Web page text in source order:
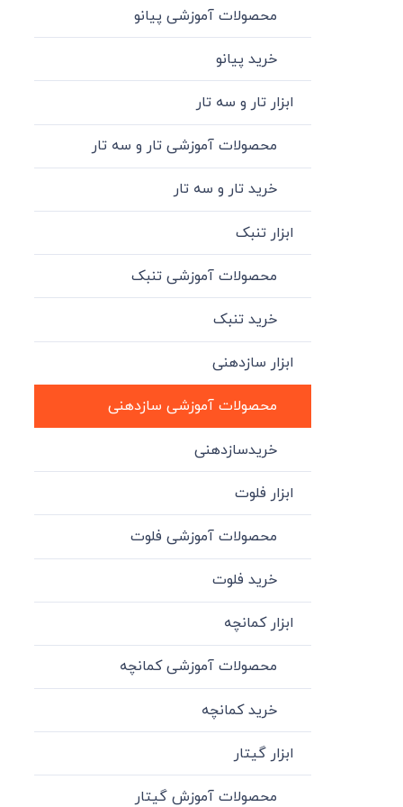
محصولات آموزشی پیانو
خرید پیانو
ابزار تار و سه تار
محصولات آموزشی تار و سه تار
خرید تار و سه تار
ابزار تنبک
محصولات آموزشی تنبک
خرید تنبک
ابزار سازدهنی
محصولات آموزشی سازدهنی
خریدسازدهنی
ابزار فلوت
محصولات آموزشی فلوت
خرید فلوت
ابزار کمانچه
محصولات آموزشی کمانچه
خرید کمانچه
ابزار گیتار
محصولات آموزش گیتار